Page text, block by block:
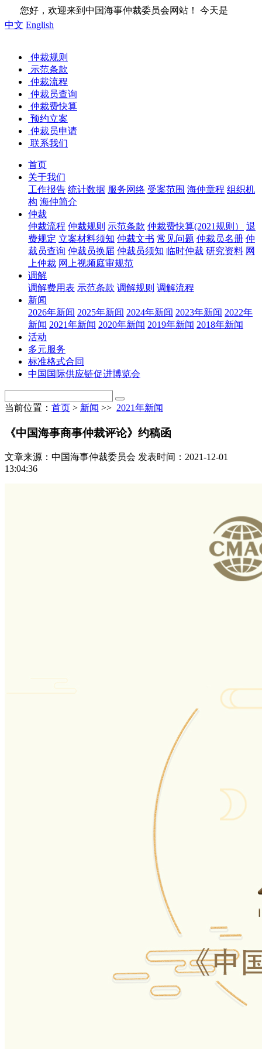
到中国海事仲裁委员会网站！ 今天是
中文 English
仲裁规则
示范条款
仲裁流程
仲裁员查询
仲裁费快算
预约立案
仲裁员申请
联系我们
首页
关于我们
工作报告 统计数据 服务网络 受案范围 海仲章程 组织机
构 海仲简介
仲裁
仲裁流程 仲裁规则 示范条款 仲裁费快算(2021规则）
退
费规定 立案材料须知 仲裁文书 常见问题 仲裁员名册 仲
裁员查询 仲裁员换届 仲裁员须知 临时仲裁 研究资料 网
上仲裁 网上视频庭审规范
调解
调解费用表 示范条款 调解规则 调解流程
新闻
2026年新闻 2025年新闻 2024年新闻 2023年新闻 2022年
新闻 2021年新闻 2020年新闻 2019年新闻 2018年新闻
活动
多元服务
标准格式合同
中国国际供应链促进博览会
当前位置： 首页 > 新闻 >> 2021年新闻
《中国海事商事仲裁评论》约稿函
文章来源：中国海事仲裁委员会 发表时间：2021-12-01
13:04:36